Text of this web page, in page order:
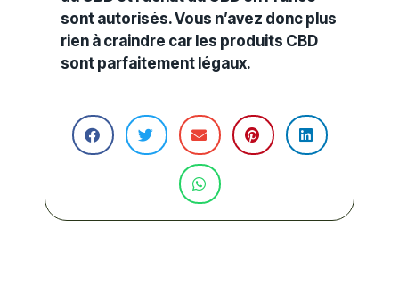
sont autorisés. Vous n’avez donc plus
rien à craindre car les produits CBD
sont parfaitement légaux.